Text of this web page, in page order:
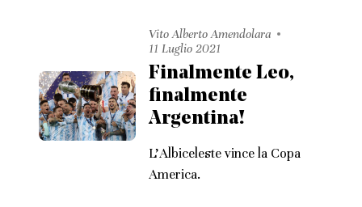
Vito Alberto Amendolara
11 Luglio 2021
Finalmente Leo,
finalmente
Argentina!
L'Albiceleste vince la Copa
America.